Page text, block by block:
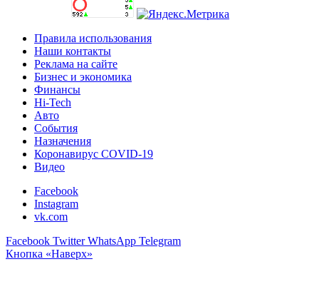
Правила использования
Наши контакты
Реклама на сайте
Бизнес и экономика
Финансы
Hi-Tech
Авто
События
Назначения
Коронавирус COVID-19
Видео
Facebook
Instagram
vk.com
Facebook Twitter WhatsApp Telegram
Кнопка «Наверх»